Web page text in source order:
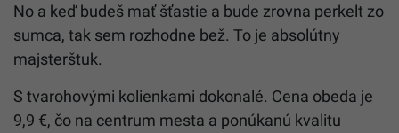
No a keď budeš mať šťastie a bude zrovna perkelt zo
sumca, tak sem rozhodne bež. To je absolútny
majsterštuk.
S tvarohovými kolienkami dokonalé. Cena obeda je
9,9 €, čo na centrum mesta a ponúkanú kvalitu